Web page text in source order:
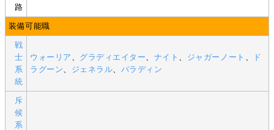
路
装備可能職
戦
士
系
統
ウォーリア グラディエイター ナイト ジャガーノート
ド
ラグーン
ジェネラル パラディン
斥
候
系